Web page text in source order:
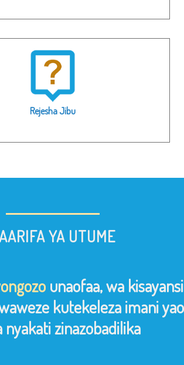
Rejesha Jibu
YA UTUME
unaofaa, wa kisayansi
kutekeleza imani yao
nyakati zinazobadilika